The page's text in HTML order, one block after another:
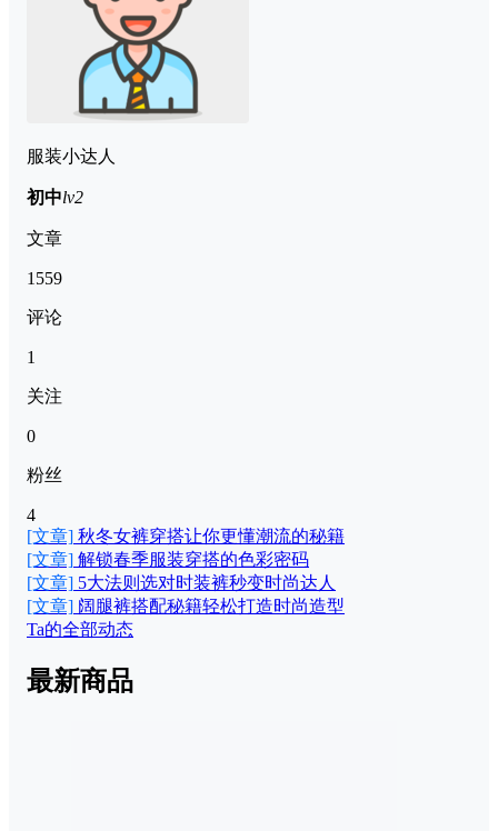
服装小达人
初中lv2
文章
1559
评论
1
关注
0
粉丝
4
[文章] 秋冬女裤穿搭让你更懂潮流的秘籍
[文章] 解锁春季服装穿搭的色彩密码
[文章] 5大法则选对时装裤秒变时尚达人
[文章] 阔腿裤搭配秘籍轻松打造时尚造型
Ta的全部动态
最新商品